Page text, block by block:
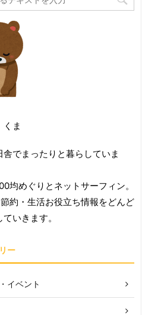
くま
舎でまったりと暮らしていま
均めぐりとネットサーフィン。
約・生活お役立ち情報をどんど
いきます。
ー
イベント